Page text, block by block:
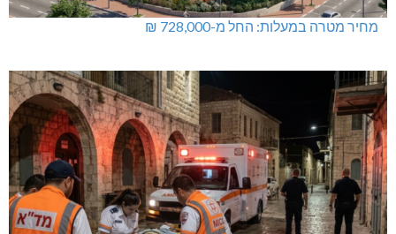
מחיר מטרה במעלות: החל מ-728,000 ₪